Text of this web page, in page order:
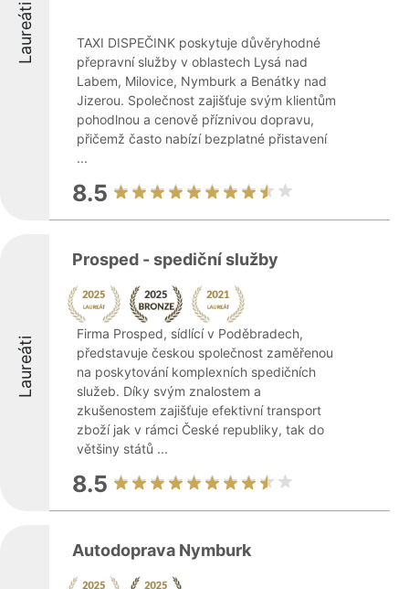
Laureáti
TAXI DISPEČINK poskytuje důvěryhodné
přepravní služby v oblastech Lysá nad
Labem, Milovice, Nymburk a Benátky nad
Jizerou. Společnost zajišťuje svým klientům
pohodlnou a cenově příznivou dopravu,
přičemž často nabízí bezplatné přistavení
...
8.5
Laureáti
Prosped - spediční služby
Firma Prosped, sídlící v Poděbradech,
představuje českou společnost zaměřenou
na poskytování komplexních spedičních
služeb. Díky svým znalostem a
zkušenostem zajišťuje efektivní transport
zboží jak v rámci České republiky, tak do
většiny států ...
8.5
Autodoprava Nymburk